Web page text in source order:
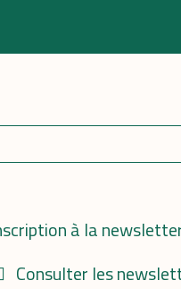
à la
Consulter les